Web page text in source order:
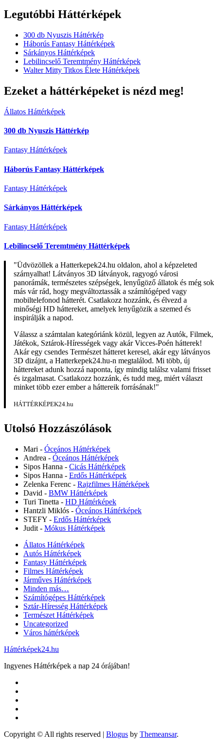
Legutóbbi Háttérképek
300 db Nyuszis Háttérkép
Háborús Fantasy Háttérképek
Sárkányos Háttérképek
Lebilincselő Teremtmény Háttérképek
Walter Mitty Titkos Élete Háttérképek
Ezeket a háttérképeket is nézd meg!
Állatos Háttérképek
300 db Nyuszis Háttérkép
Fantasy Háttérképek
Háborús Fantasy Háttérképek
Fantasy Háttérképek
Sárkányos Háttérképek
Fantasy Háttérképek
Lebilincselő Teremtmény Háttérképek
"Üdvözöllek a Hatterkepek24.hu oldalon, ahol a képzeleted
szárnyalhat! Látványos 3D látványok, ragyogó városi
panorámák, természetes szépségek, lenyűgöző állatok és még sok
más vár rád, hogy megváltoztassák a számítógéped vagy
mobiltelefonod hátterét. Csatlakozz hozzánk, és élvezd a
minőségi HD háttereket, amelyek lenyűgözik a szemed és
inspirálják a napod.
Válassz a számtalan kategóriánk közül, legyen az Autók, Filmek,
Játékok, Sztárok-Hírességek vagy akár Vicces-Poén hátterek!
Akár egy csendes Természet hátteret keresel, akár egy látványos
3D dizájnt, a Hatterkepek24.hu-n megtalálod. Mi több, új
háttereket adunk hozzá naponta, így mindig találsz valami frisset
és izgalmasat. Csatlakozz hozzánk, és tudd meg, miért választ
minket több ezer ember a háttereik forrásának!"
HÁTTÉRKÉPEK24.hu
Utolsó Hozzászólások
Mari - Óceános Háttérképek
Andrea - Óceános Háttérképek
Sipos Hanna - Cicás Háttérképek
Sipos Hanna - Erdős Háttérképek
Zelenka Ferenc - Rajzfilmes Háttérképek
David - BMW Háttérképek
Turi Tinetta - HD Háttérképek
Hantzli Miklós - Óceános Háttérképek
STEFY - Erdős Háttérképek
Judit - Mókus Háttérképek
Állatos Háttérképek
Autós Háttérképek
Fantasy Háttérképek
Filmes Háttérképek
Járműves Háttérképek
Minden más…
Számítógépes Háttérképek
Sztár-Híresség Háttérképek
Természet Háttérképek
Uncategorized
Város háttérképek
Háttérképek24.hu
Ingyenes Háttérképek a nap 24 órájában!
Copyright © All rights reserved | Blogus by Themeansar.